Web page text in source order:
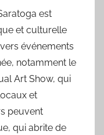
est
et culturelle
événements
notamment le
Art Show, qui
et
peuvent
qui abrite de